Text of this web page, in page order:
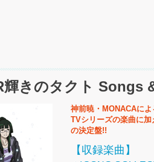
輝きのタクト Songs
神前暁・MONACAに
TVシリーズの楽曲に
の決定盤!!
【収録楽曲】